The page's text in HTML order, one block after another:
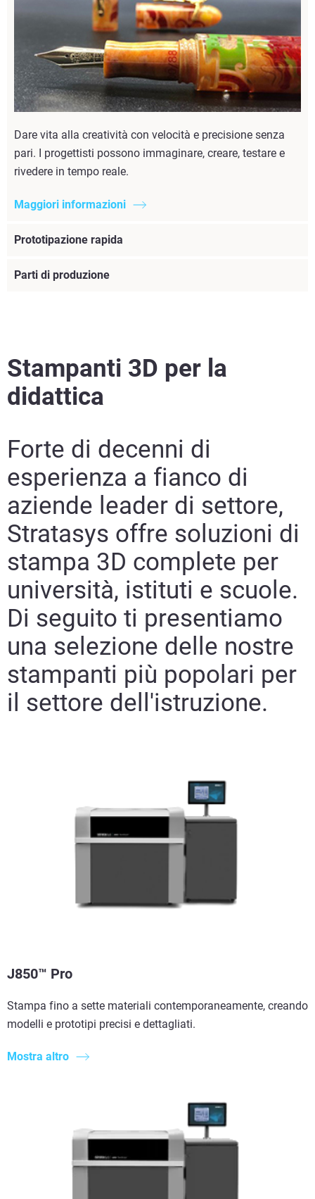
Dare vita alla creatività con velocità e precisione senza
pari. I progettisti possono immaginare, creare, testare e
rivedere in tempo reale.
Maggiori informazioni
Prototipazione rapida
Per saperne di più
Parti di produzione
Per saperne di più
Stampanti 3D per la
didattica
Forte di decenni di
esperienza a fianco di
aziende leader di settore,
Stratasys offre soluzioni di
stampa 3D complete per
università, istituti e scuole.
Di seguito ti presentiamo
una selezione delle nostre
stampanti più popolari per
il settore dell'istruzione.
J850™ Pro
Stampa fino a sette materiali contemporaneamente, creando
modelli e prototipi precisi e dettagliati.
Mostra altro